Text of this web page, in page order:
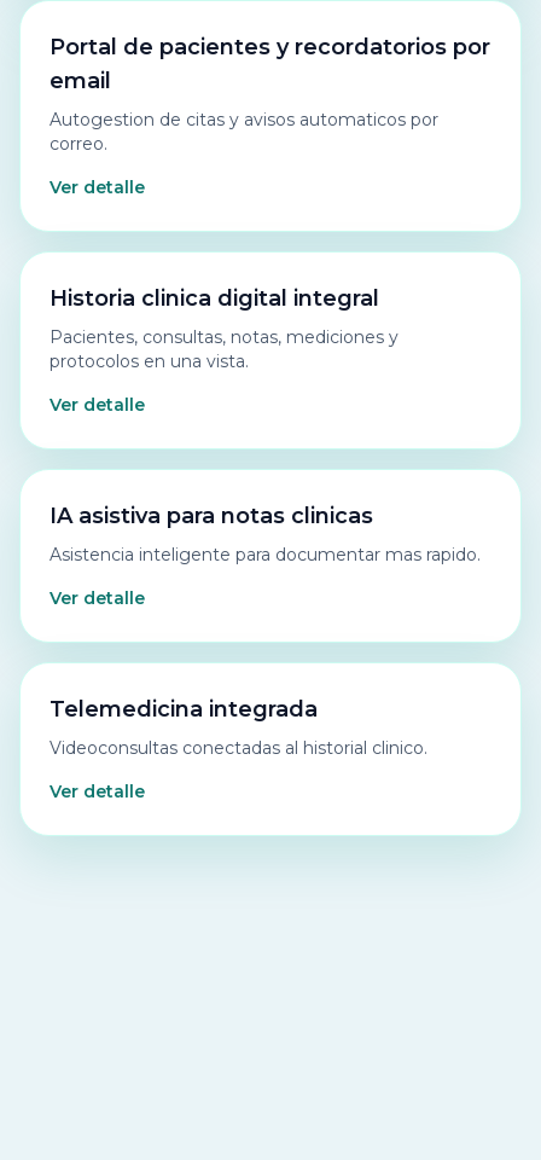
Portal de pacientes y recordatorios por
email
Autogestion de citas y avisos automaticos por
correo.
Ver detalle
Historia clinica digital integral
Pacientes, consultas, notas, mediciones y
protocolos en una vista.
Ver detalle
IA asistiva para notas clinicas
Asistencia inteligente para documentar mas rapido.
Ver detalle
Telemedicina integrada
Videoconsultas conectadas al historial clinico.
Ver detalle